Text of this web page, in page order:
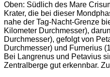
Oben: Südlich des Mare
Krater, die bei dieser
nahe der Tag-Nacht-Grenze
Kilometer Durchmesser),
Durchmesser), gefolgt von
Durchmesser) und Furnerius
Bei Langrenus und Petavius
Zentralberge gut erkennbar.